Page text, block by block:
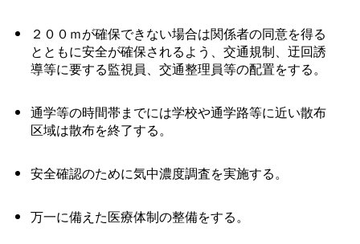
２００ｍが確保できない場合は関係者の同意を得る
とともに安全が確保されるよう、交通規制、迂回誘
導等に要する監視員、交通整理員等の配置をする。
通学等の時間帯までには学校や通学路等に近い散布
区域は散布を終了する。
安全確認のために気中濃度調査を実施する。
万一に備えた医療体制の整備をする。